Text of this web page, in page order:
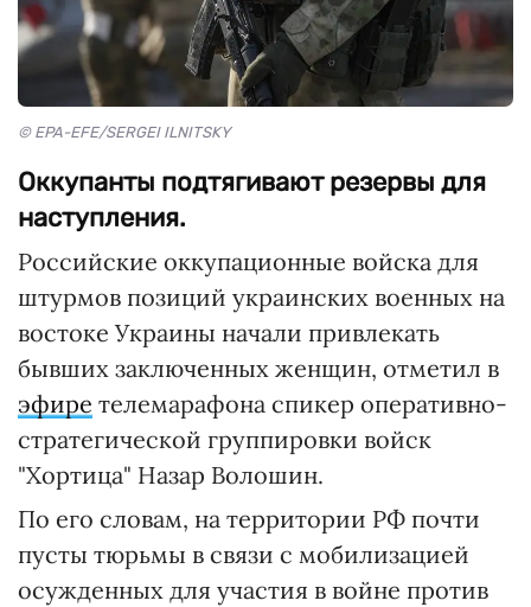
© EPA-EFE/SERGEI ILNITSKY
Оккупанты подтягивают резервы для
наступления.
Российские оккупационные войска для
штурмов позиций украинских военных на
востоке Украины начали привлекать
бывших заключенных женщин, отметил в
эфире телемарафона спикер оперативно-
стратегической группировки войск
"Хортица" Назар Волошин.
По его словам, на территории РФ почти
пусты тюрьмы в связи с мобилизацией
осужденных для участия в войне против